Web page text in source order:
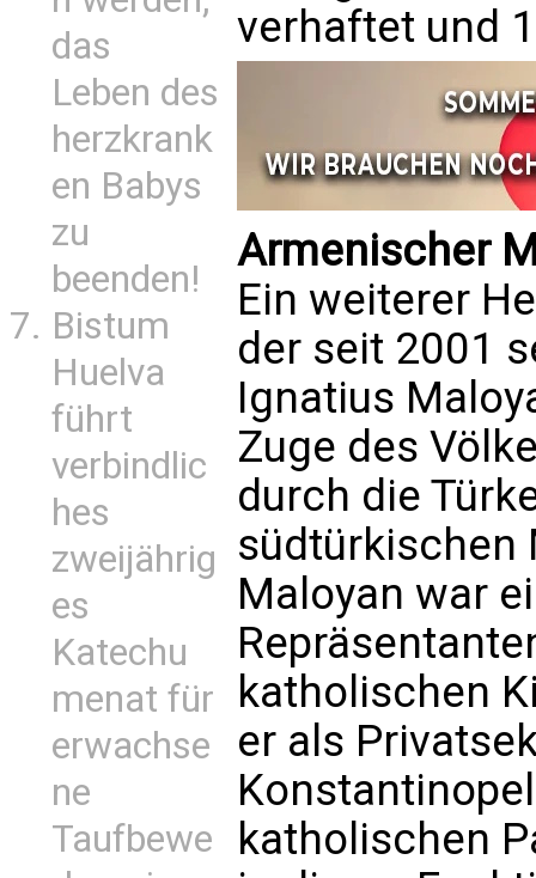
das
Leben des
herzkrank
en Babys
zu
beenden!
Bistum
Huelva
führt
verbindlic
hes
zweijährig
es
Katechu
menat für
erwachse
ne
Taufbewe
verhaftet und
Armenischer
Ein weiterer
der seit 2001
Ignatius
Zuge des
durch die
südtürkischen
Maloyan war
katholischen
er als
katholischen